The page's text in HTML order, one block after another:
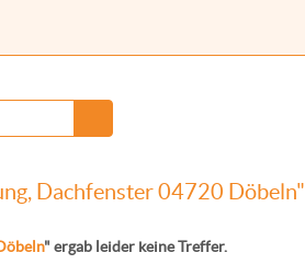
Dachfenster 04720 Döbeln"
" ergab leider keine Treffer.